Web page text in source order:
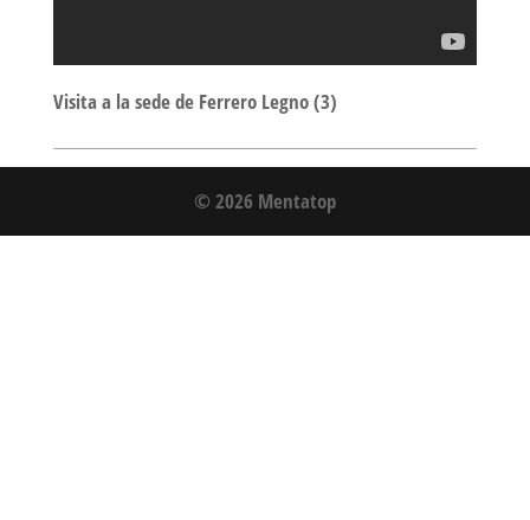
Visita a la sede de Ferrero Legno (3)
© 2026 Mentatop